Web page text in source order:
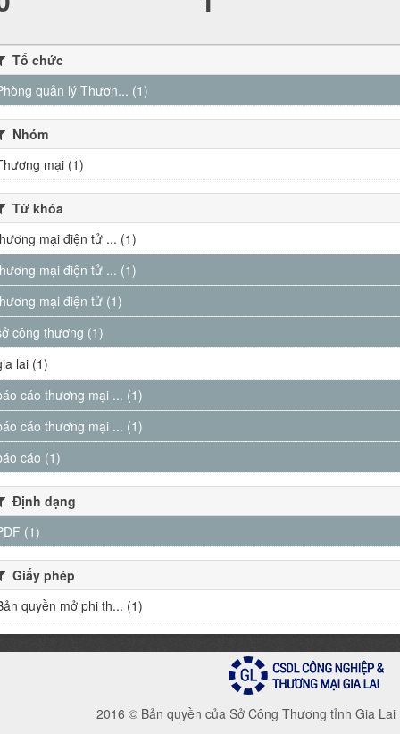
Tổ chức
quản lý Thươn... (1)
Nhóm
mại (1)
Từ khóa
mại điện tử ... (1)
mại điện tử ... (1)
mại điện tử (1)
công thương (1)
lai (1)
cáo thương mại ... (1)
cáo thương mại ... (1)
cáo (1)
Định dạng
(1)
Giấy phép
quyền mở phi th... (1)
2016 © Bản quyền của Sở Công Thương tỉnh Gia Lai